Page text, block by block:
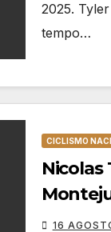
2025.
tempo…
CICLISMO
Nicolas
16